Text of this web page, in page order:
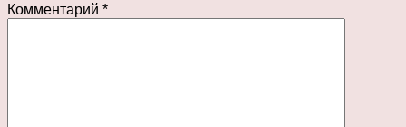
Комментарий *